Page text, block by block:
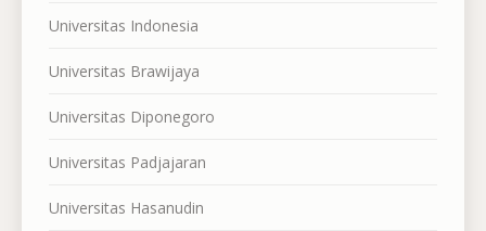
Universitas Indonesia
Universitas Brawijaya
Universitas Diponegoro
Universitas Padjajaran
Universitas Hasanudin